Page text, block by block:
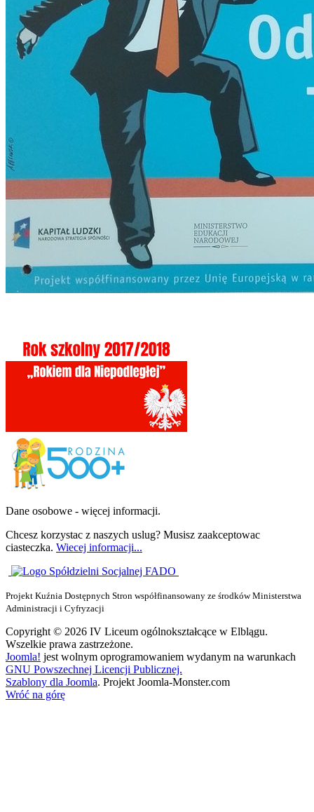
Dane osobowe - więcej informacji.
Chcesz korzystac z naszych uslug? Musisz zaakceptowac
ciasteczka. Wiecej informacji...
Projekt Kuźnia Dostępnych Stron współfinansowany ze środków Ministerstwa
Administracji i Cyfryzacji
Copyright © 2026 IV Liceum ogólnokształcące w Elblągu.
Wszelkie prawa zastrzeżone.
Joomla! jest wolnym oprogramowaniem wydanym na warunkach
GNU Powszechnej Licencji Publicznej.
Szablony dla Joomla. Projekt Joomla-Monster.com
Wróć na górę